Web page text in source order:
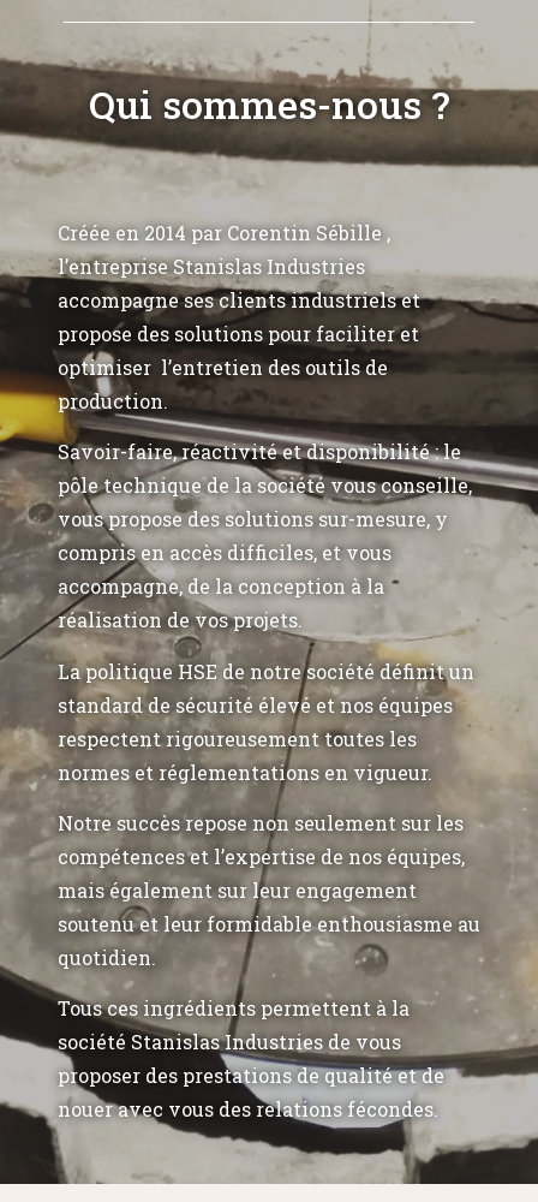
Qui sommes-nous ?
Créée en 2014 par Corentin Sébille ,
l’entreprise Stanislas Industries
accompagne ses clients industriels et
propose des solutions pour faciliter et
optimiser l’entretien des outils de
production.
Savoir-faire, réactivité et disponibilité : le
pôle technique de la société vous conseille,
vous propose des solutions sur-mesure, y
compris en accès difficiles, et vous
accompagne, de la conception à la
réalisation de vos projets.
La politique HSE de notre société définit un
standard de sécurité élevé et nos équipes
respectent rigoureusement toutes les
normes et réglementations en vigueur.
Notre succès repose non seulement sur les
compétences et l’expertise de nos équipes,
mais également sur leur engagement
soutenu et leur formidable enthousiasme au
quotidien.
Tous ces ingrédients permettent à la
société Stanislas Industries de vous
proposer des prestations de qualité et de
nouer avec vous des relations fécondes.